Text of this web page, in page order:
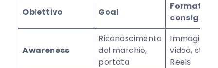
Obiettivo Goal
Formati
consigliati
Awareness
Riconoscimento
del marchio,
portata
Immagini,
video,
Reels